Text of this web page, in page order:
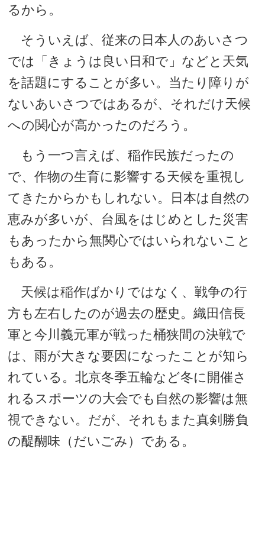
るから。
そういえば、従来の日本人のあいさつ
では「きょうは良い日和で」などと天気
を話題にすることが多い。当たり障りが
ないあいさつではあるが、それだけ天候
への関心が高かったのだろう。
もう一つ言えば、稲作民族だったの
で、作物の生育に影響する天候を重視し
てきたからかもしれない。日本は自然の
恵みが多いが、台風をはじめとした災害
もあったから無関心ではいられないこと
もある。
天候は稲作ばかりではなく、戦争の行
方も左右したのが過去の歴史。織田信長
軍と今川義元軍が戦った桶狭間の決戦で
は、雨が大きな要因になったことが知ら
れている。北京冬季五輪など冬に開催さ
れるスポーツの大会でも自然の影響は無
視できない。だが、それもまた真剣勝負
の醍醐味（だいごみ）である。